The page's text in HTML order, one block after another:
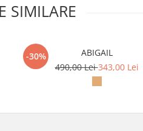
SIMILARE
-30%
ABIGAIL
490,00 Lei343,00 Lei